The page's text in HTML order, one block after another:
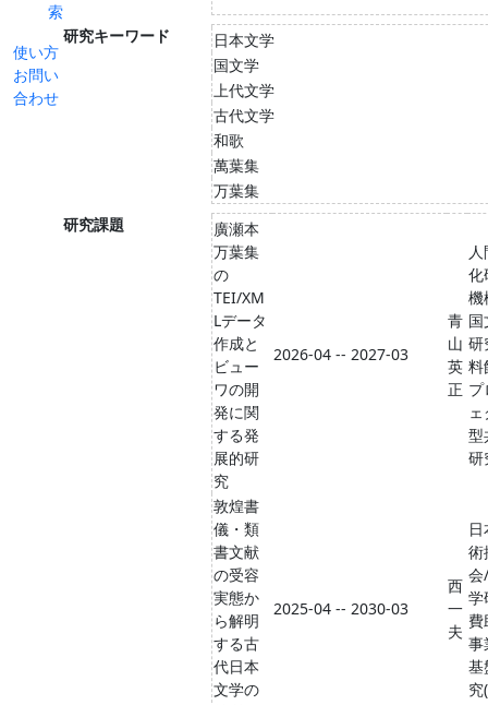
索
使い方
お問い
合わせ
研究キーワード
日本文学
国文学
上代文学
古代文学
和歌
萬葉集
万葉集
研究課題
廣瀬本
万葉集
の
TEI/XM
Lデータ
作成と
ビュー
ワの開
発に関
する発
展的研
究
2026-04 -- 2027-03
青
山
英
正
化
機
国
研
料
プ
型
研
敦煌書
儀・類
書文献
の受容
実態か
ら解明
する古
代日本
文学の
2025-04 -- 2030-03
西
一
夫
術
会
学
費
事
基
究